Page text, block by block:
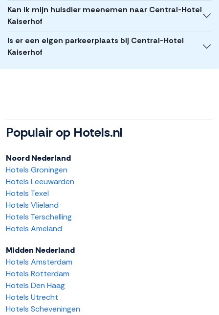
Kan ik mijn huisdier meenemen naar Central-Hotel
Kaiserhof
Is er een eigen parkeerplaats bij Central-Hotel
Kaiserhof
Populair op Hotels.nl
Noord Nederland
Hotels Groningen
Hotels Leeuwarden
Hotels Texel
Hotels Vlieland
Hotels Terschelling
Hotels Ameland
Midden Nederland
Hotels Amsterdam
Hotels Rotterdam
Hotels Den Haag
Hotels Utrecht
Hotels Scheveningen